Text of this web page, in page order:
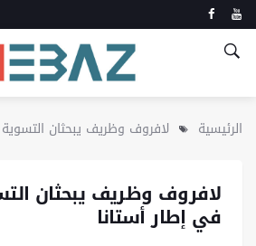
الرئيسية لافروف وظريف يبحثان
لافروف وظريف يبحثان
في إطار أستانا